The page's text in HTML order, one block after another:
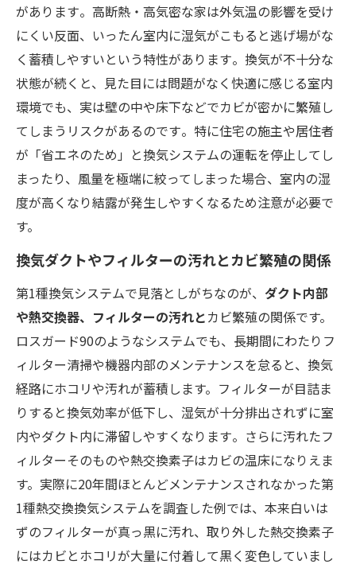
があります​。高断熱・高気密な家は外気温の影響を受け
にくい反面、いったん室内に湿気がこもると逃げ場がな
く蓄積しやすいという特性があります​。換気が不十分な
状態が続くと、見た目には問題がなく快適に感じる室内
環境でも、実は壁の中や床下などでカビが密かに繁殖し
てしまうリスクがあるのです​。特に住宅の施主や居住者
が「省エネのため」と換気システムの運転を停止してし
まったり、風量を極端に絞ってしまった場合、室内の湿
度が高くなり結露が発生しやすくなるため注意が必要で
す。
換気ダクトやフィルターの汚れとカビ繁殖の関係
第1種換気システムで見落としがちなのが、 ダクト内部
や熱交換器、フィルターの汚れとカビ繁殖の関係です。
ロスガード90のようなシステムでも、長期間にわたりフ
ィルター清掃や機器内部のメンテナンスを怠ると、換気
経路にホコリや汚れが蓄積します。フィルターが目詰ま
りすると換気効率が低下し、湿気が十分排出されずに室
内やダクト内に滞留しやすくなります​。さらに汚れたフ
ィルターそのものや熱交換素子はカビの温床になりえま
す。実際に20年間ほとんどメンテナンスされなかった第
1種熱交換換気システムを調査した例では、本来白いは
ずのフィルターが真っ黒に汚れ、取り外した熱交換素子
にはカビとホコリが大量に付着して黒く変色していまし